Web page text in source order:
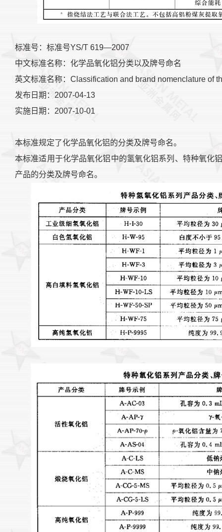
标准号：标准号YS/T 619—2007
中文标准名称：化学品氧化铝分类以及牌号命名
英文标准名称：Classification and brand nomenclature of
发布日期：2007-04-13
实施日期：2007-10-01
本标准规定了化学品氧化铝的分类及牌号命名。
本标准适用于化学品氧化铝中的氢氧化铝系列、特种氧化
产品的分类及牌号命名。